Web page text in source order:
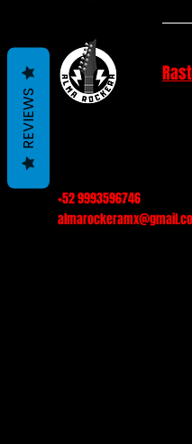
+52 9993596746
REVIEWS